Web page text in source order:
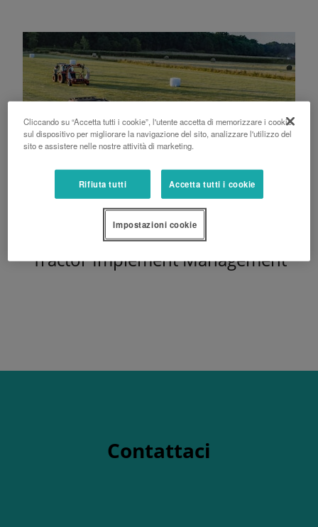
Tractor Implement Management
Contattaci
Cliccando su “Accetta tutti i cookie”, l'utente accetta di memorizzare i cookie
sul dispositivo per migliorare la navigazione del sito, analizzare l'utilizzo del
sito e assistere nelle nostre attività di marketing.
Rifiuta tutti Accetta tutti i cookie
Impostazioni cookie